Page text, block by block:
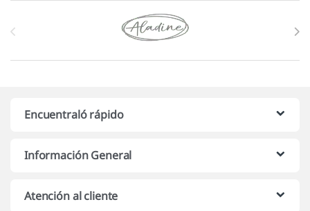
Marcas De Carrusel
Encuentraló rápido
Información General
Atención al cliente